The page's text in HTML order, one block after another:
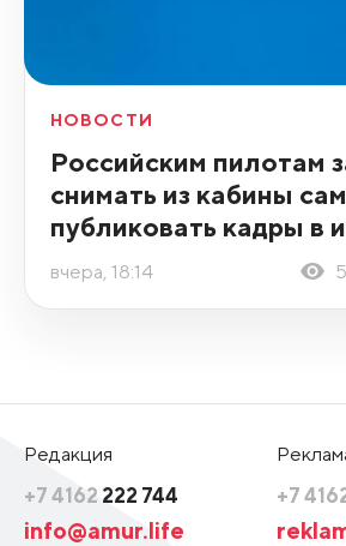
НОВОСТИ
Российским пилотам
снимать из кабины
публиковать кадры в
вчера, 18:14
Редакция
+7 4162 222 744
info@amur.life
+7